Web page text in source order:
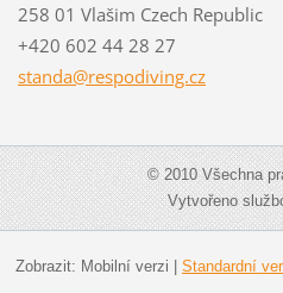
258 01 Vlašim Czech Republic
+420 602 44 28 27
standa@respodiving.cz
© 2010 Všechna
Vytvořeno
Zobrazit: Mobilní verzi Standardní